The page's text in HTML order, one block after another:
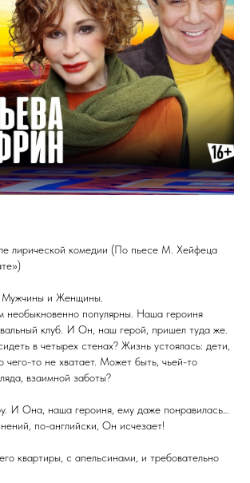
лирической комедии (По пьесе М. Хейфеца
Мужчины и Женщины.
необыкновенно популярны. Наша героиня
клуб. И Он, наш герой, пришел туда же.
в четырех стенах? Жизнь устоялась: дети,
чего-то не хватает. Может быть, чьей-то
взаимной заботы?
И Она, наша героиня, ему даже понравилась…
по-английски, Он исчезает!
квартиры, с апельсинами, и требовательно